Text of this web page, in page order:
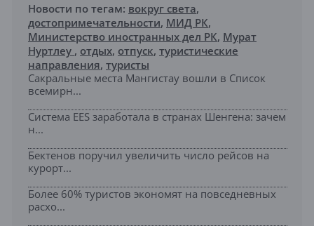
Новости по тегам: вокруг света,
достопримечательности, МИД РК,
Министерство иностранных дел РК, Мурат
Нуртлеу , отдых, отпуск, туристические
направления, туристы
Сакральные места Мангистау вошли в Список
всемирн...
Система EES заработала в странах Шенгена: зачем
н...
Бектенов поручил увеличить число рейсов на
курорт...
Более 60% туристов экономят на повседневных
расхо...